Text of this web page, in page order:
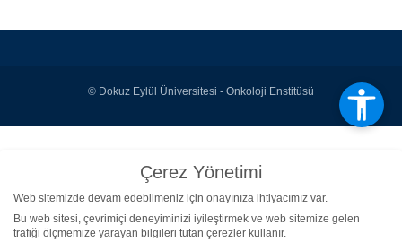
© Dokuz Eylül Üniversitesi - Onkoloji Enstitüsü
Çerez Yönetimi
Web sitemizde devam edebilmeniz için onayınıza ihtiyacımız var.
Bu web sitesi, çevrimiçi deneyiminizi iyileştirmek ve web sitemize gelen
trafiği ölçmemize yarayan bilgileri tutan çerezler kullanır.